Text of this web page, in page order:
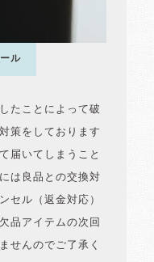
ル
たことによって破
策をしております
届いてしまうこと
は良品との交換対
セル（返金対応）
品アイテムの次回
せんのでご了承く